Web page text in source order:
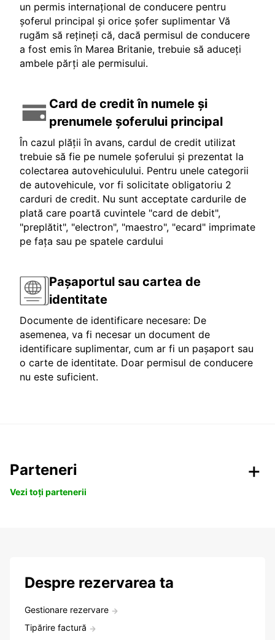
un permis internațional de conducere pentru
șoferul principal și orice șofer suplimentar Vă
rugăm să rețineți că, dacă permisul de conducere
a fost emis în Marea Britanie, trebuie să aduceți
ambele părți ale permisului.
Card de credit în numele și
prenumele șoferului principal
În cazul plății în avans, cardul de credit utilizat
trebuie să fie pe numele șoferului și prezentat la
colectarea autovehiculului. Pentru unele categorii
de autovehicule, vor fi solicitate obligatoriu 2
carduri de credit. Nu sunt acceptate cardurile de
plată care poartă cuvintele "card de debit",
"preplătit", "electron", "maestro", "ecard" imprimate
pe fața sau pe spatele cardului
Pașaportul sau cartea de
identitate
Documente de identificare necesare: De
asemenea, va fi necesar un document de
identificare suplimentar, cum ar fi un pașaport sau
o carte de identitate. Doar permisul de conducere
nu este suficient.
Parteneri
Vezi toți partenerii
Despre rezervarea ta
Gestionare rezervare
Tipărire factură